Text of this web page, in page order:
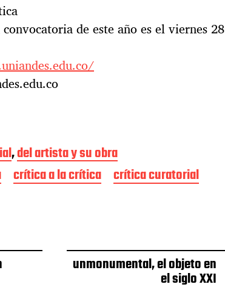
de este año es el viernes 28
,del artista y su obra
crítica a la crítica crítica curatorial
unmonumental, el objeto en
el siglo XXI